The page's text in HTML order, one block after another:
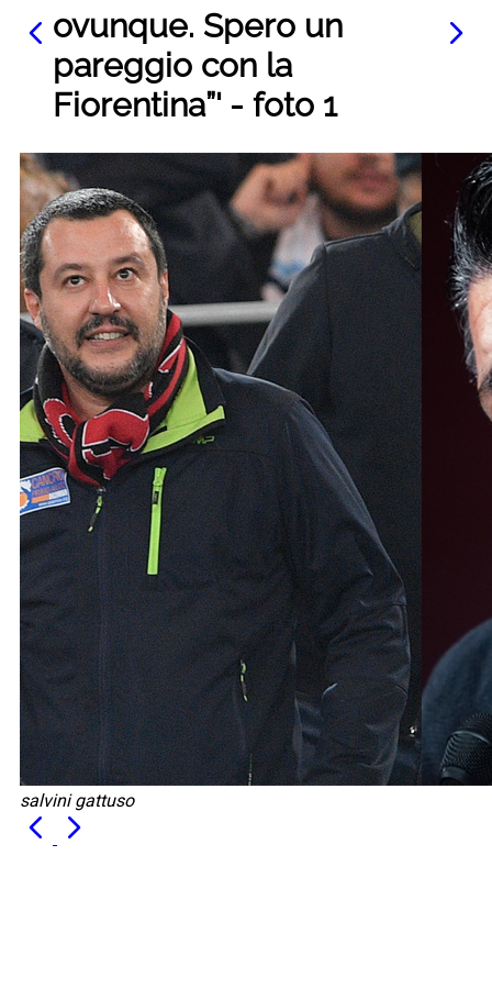
ovunque. Spero un
pareggio con la
Fiorentina”' - foto 1
salvini gattuso